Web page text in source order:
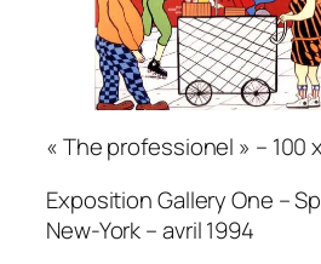
« The professionel » – 100
Exposition Gallery One –
New-York – avril 1994